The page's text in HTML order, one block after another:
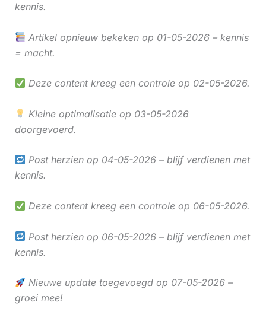
kennis.
Artikel opnieuw bekeken op 01-05-2026 – kennis
= macht.
Deze content kreeg een controle op 02-05-2026.
Kleine optimalisatie op 03-05-2026
doorgevoerd.
Post herzien op 04-05-2026 – blijf verdienen met
kennis.
Deze content kreeg een controle op 06-05-2026.
Post herzien op 06-05-2026 – blijf verdienen met
kennis.
Nieuwe update toegevoegd op 07-05-2026 –
groei mee!